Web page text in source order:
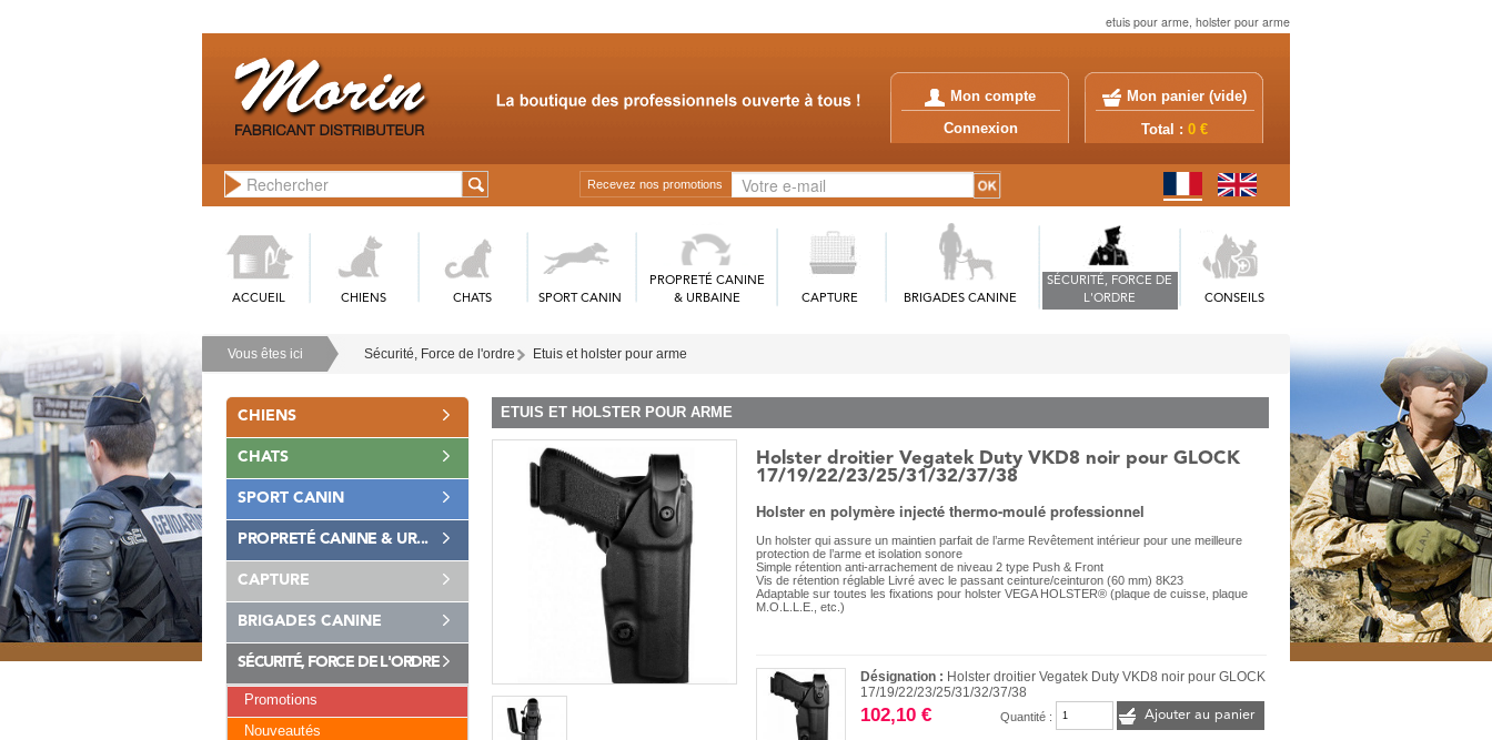
etuis pour arme, holster pour arme
Mon compte
Connexion
Mon panier (vide)
Total : 0 €
Recevez nos promotions
ACCUEIL CHIENS CHATS SPORT CANIN
PROPRETÉ CANINE
& URBAINE
CAPTURE BRIGADES CANINE
SÉCURITÉ, FORCE DE
L'ORDRE
CONSEILS
Vous êtes ici Sécurité, Force de l'ordre Etuis et holster pour arme
CHIENS
CHATS
SPORT CANIN
PROPRETÉ CANINE & UR...
CAPTURE
BRIGADES CANINE
SÉCURITÉ, FORCE DE L'ORDRE
Promotions
Nouveautés
ETUIS ET HOLSTER POUR ARME
Holster droitier Vegatek Duty VKD8 noir pour GLOCK
17/19/22/23/25/31/32/37/38
Holster en polymère injecté thermo-moulé professionnel
Un holster qui assure un maintien parfait de l’arme Revêtement intérieur pour une meilleure
protection de l’arme et isolation sonore
Simple rétention anti-arrachement de niveau 2 type Push & Front
Vis de rétention réglable Livré avec le passant ceinture/ceinturon (60 mm) 8K23
Adaptable sur toutes les fixations pour holster VEGA HOLSTER® (plaque de cuisse, plaque
M.O.L.L.E., etc.)
Désignation : Holster droitier Vegatek Duty VKD8 noir pour GLOCK
17/19/22/23/25/31/32/37/38
102,10 € Quantité : Ajouter au panier